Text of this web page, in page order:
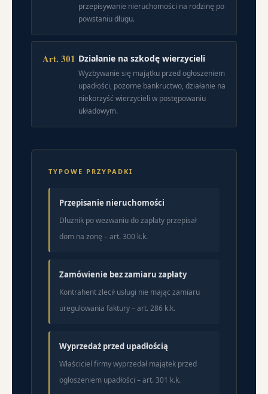
przepisywanie nieruchomości na rodzinę po
powstaniu długu.
Art. 301 Działanie na szkodę wierzycieli
Wyzbywanie się majątku przed ogłoszeniem
upadłości, pozorne bankructwo, działanie na
niekorzyść wierzycieli w postępowaniu
układowym.
TYPOWE PRZYPADKI
Przepisanie nieruchomości
Dłużnik po wezwaniu do zapłaty przepisał
dom na żonę – art. 300 k.k.
Zamówienie bez zamiaru zapłaty
Kontrahent zlecił usługi nie mając zamiaru
uregulowania faktury – art. 286 k.k.
Wyprzedaż przed upadłością
Właściciel firmy wyprzedał majątek przed
ogłoszeniem upadłości – art. 301 k.k.